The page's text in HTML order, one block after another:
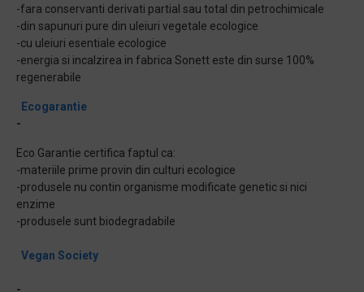
-fara conservanti derivati partial sau total din petrochimicale
-din sapunuri pure din uleiuri vegetale ecologice
-cu uleiuri esentiale ecologice
-energia si incalzirea in fabrica Sonett este din surse 100%
regenerabile
-
Ecogarantie
Eco Garantie certifica faptul ca:
-materiile prime provin din culturi ecologice
-produsele nu contin organisme modificate genetic si nici
enzime
-produsele sunt biodegradabile
Vegan Society